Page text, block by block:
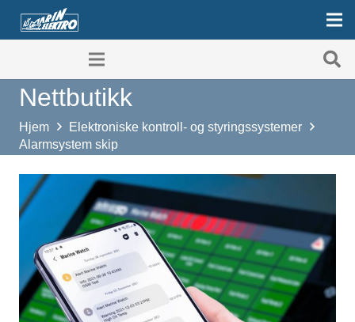
Nettbutikk
Hjem
Elektroniske kontroll- og styringssystemer
Alarmsystem skip